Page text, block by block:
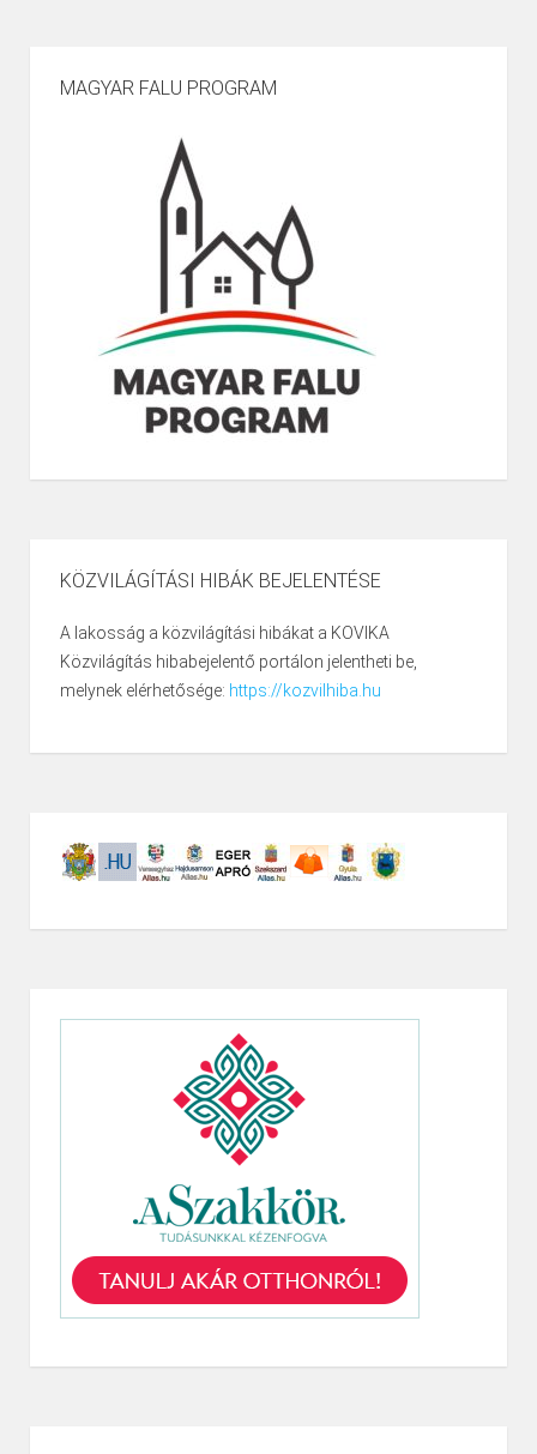
MAGYAR FALU PROGRAM
KÖZVILÁGÍTÁSI HIBÁK BEJELENTÉSE
A lakosság a közvilágítási hibákat a KOVIKA
Közvilágítás hibabejelentő portálon jelentheti be,
melynek elérhetősége: https://kozvilhiba.hu